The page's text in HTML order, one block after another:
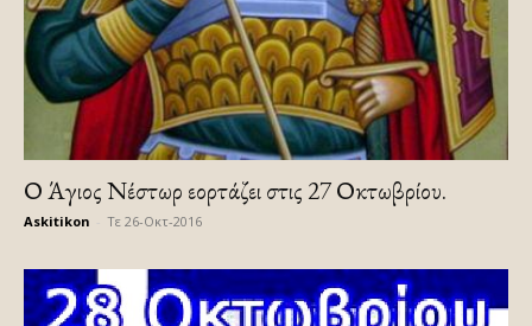
Ο Άγιος Νέστωρ εορτάζει στις 27 Οκτωβρίου.
Askitikon Τε 26-Οκτ-2016